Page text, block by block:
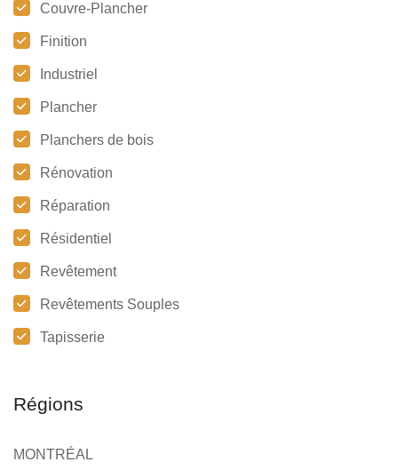
Couvre-Plancher
Finition
Industriel
Plancher
Planchers de bois
Rénovation
Réparation
Résidentiel
Revêtement
Revêtements Souples
Tapisserie
Régions
MONTRÉAL